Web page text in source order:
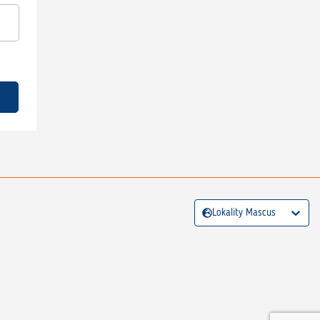
Lokality Mascus